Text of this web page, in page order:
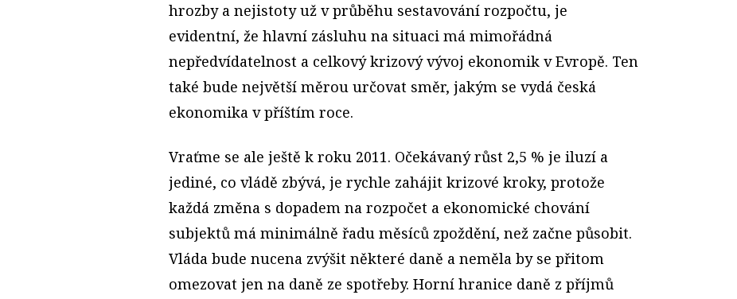
hrozby a nejistoty už v průběhu sestavování rozpočtu, je
evidentní, že hlavní zásluhu na situaci má mimořádná
nepředvídatelnost a celkový krizový vývoj ekonomik v Evropě. Ten
také bude největší měrou určovat směr, jakým se vydá česká
ekonomika v příštím roce.
Vraťme se ale ještě k roku 2011. Očekávaný růst 2,5 % je iluzí a
jediné, co vládě zbývá, je rychle zahájit krizové kroky, protože
každá změna s dopadem na rozpočet a ekonomické chování
subjektů má minimálně řadu měsíců zpoždění, než začne působit.
Vláda bude nucena zvýšit některé daně a neměla by se přitom
omezovat jen na daně ze spotřeby. Horní hranice daně z příjmů